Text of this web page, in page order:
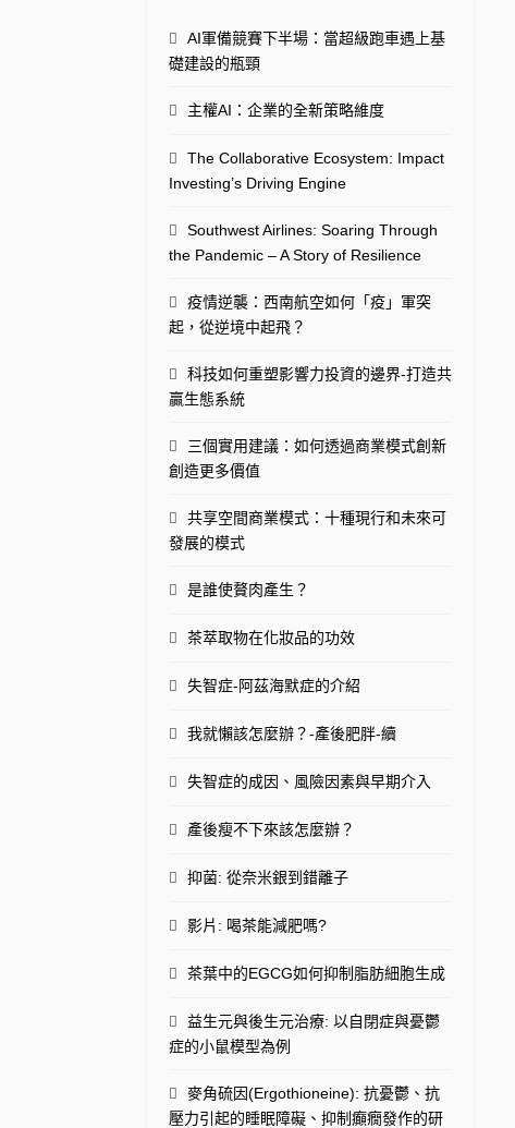
AI軍備競賽下半場：當超級跑車遇上基
礎建設的瓶頸
主權AI：企業的全新策略維度
The Collaborative Ecosystem: Impact
Investing’s Driving Engine
Southwest Airlines: Soaring Through
the Pandemic – A Story of Resilience
疫情逆襲：西南航空如何「疫」軍突
起，從逆境中起飛？
科技如何重塑影響力投資的邊界-打造共
贏生態系統
三個實用建議：如何透過商業模式創新
創造更多價值
共享空間商業模式：十種現行和未來可
發展的模式
是誰使贅肉產生？
茶萃取物在化妝品的功效
失智症-阿茲海默症的介紹
我就懶該怎麼辦？-產後肥胖-續
失智症的成因、風險因素與早期介入
產後瘦不下來該怎麼辦？
抑菌: 從奈米銀到錯離子
影片: 喝茶能減肥嗎?
茶葉中的EGCG如何抑制脂肪細胞生成
益生元與後生元治療: 以自閉症與憂鬱
症的小鼠模型為例
麥角硫因(Ergothioneine): 抗憂鬱、抗
壓力引起的睡眠障礙、抑制癲癇發作的研